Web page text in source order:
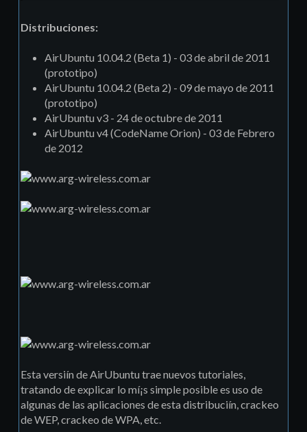
Distribuciones:
AirUbuntu 10.04.2 (Beta 1) - 03 de abril de 2011
(prototipo)
AirUbuntu 10.04.2 (Beta 2) - 09 de mayo de 2011
(prototipo)
AirUbuntu v3 - 24 de octubre de 2011
AirUbuntu v4 (CodeName Orion) - 03 de Febrero
de 2012
Esta versiín de AirUbuntu trae nuevos tutoriales,
tratando de explicar lo mí¡s simple posible es uso de
algunas de las aplicaciones de esta distribuciín, crackeo
de WEP, crackeo de WPA, etc.